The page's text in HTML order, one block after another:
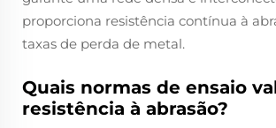
proporciona resistência contínua à
taxas de perda de metal.
Quais normas de ensaio
resistência à abrasão?